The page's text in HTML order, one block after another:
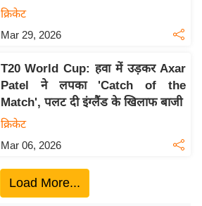
क्रिकेट
Mar 29, 2026
T20 World Cup: हवा में उड़कर Axar
Patel ने लपका 'Catch of the
Match', पलट दी इंग्लैंड के खिलाफ बाजी
क्रिकेट
Mar 06, 2026
Load More...